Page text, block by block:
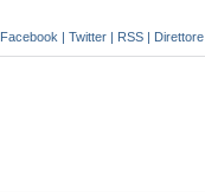
Facebook | Twitter | RSS | Direttore